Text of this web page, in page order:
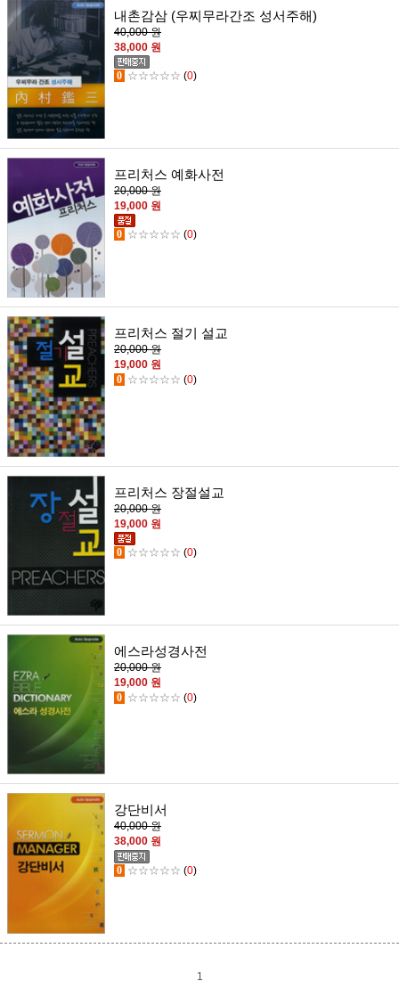
내촌감삼 (우찌무라간조 성서주해)
40,000 원
38,000 원
0 ☆☆☆☆☆ (0)
프리처스 예화사전
20,000 원
19,000 원
0 ☆☆☆☆☆ (0)
프리처스 절기 설교
20,000 원
19,000 원
0 ☆☆☆☆☆ (0)
프리처스 장절설교
20,000 원
19,000 원
0 ☆☆☆☆☆ (0)
에스라성경사전
20,000 원
19,000 원
0 ☆☆☆☆☆ (0)
강단비서
40,000 원
38,000 원
0 ☆☆☆☆☆ (0)
1